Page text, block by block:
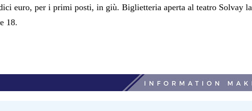
euro, per i primi posti, in giù. Biglietteria aperta al teatro Solvay la
18.